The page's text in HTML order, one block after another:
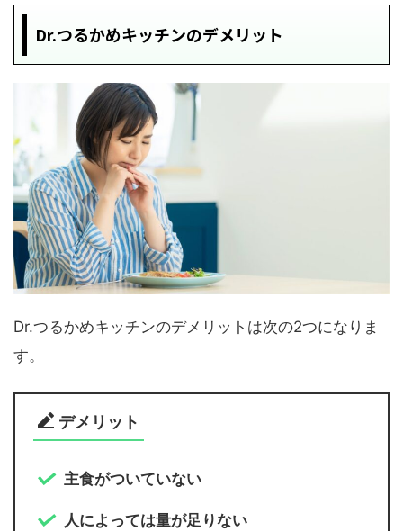
Dr.つるかめキッチンのデメリット
Dr.つるかめキッチンのデメリットは次の2つになりま
す。
デメリット
主食がついていない
人によっては量が足りない